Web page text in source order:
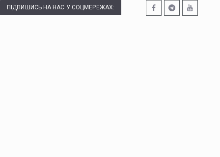
ПІДПИШИСЬ НА НАС У СОЦМЕРЕЖАХ: